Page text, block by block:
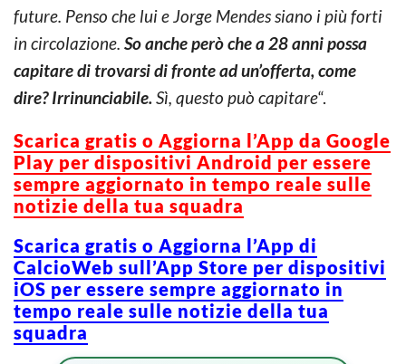
future. Penso che lui e Jorge Mendes siano i più forti
in circolazione. So anche però che a 28 anni possa
capitare di trovarsi di fronte ad un’offerta, come
dire? Irrinunciabile.Sì, questo può capitare“.
Scarica gratis o Aggiorna l’App da Google
Play per dispositivi Android per essere
sempre aggiornato in tempo reale sulle
notizie della tua squadra
Scarica gratis o Aggiorna l’App di
CalcioWeb sull’App Store per dispositivi
iOS per essere sempre aggiornato in
tempo reale sulle notizie della tua
squadra